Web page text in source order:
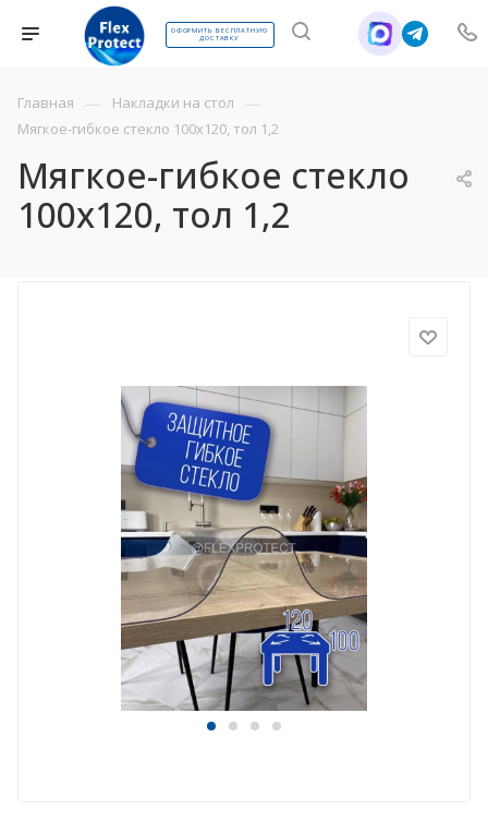
ОФОРМИТЬ БЕСПЛАТНУЮ
ДОСТАВКУ
Главная — Накладки на стол —
Мягкое-гибкое стекло 100х120, тол 1,2
Мягкое-гибкое стекло
100х120, тол 1,2